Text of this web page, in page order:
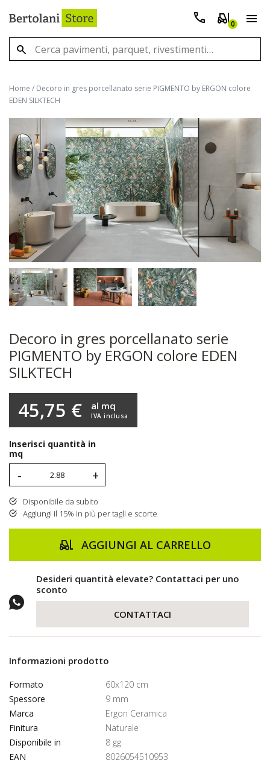
0
Home / Decoro in gres porcellanato serie PIGMENTO by ERGON colore
EDEN SILKTECH
Decoro in gres porcellanato serie
PIGMENTO by ERGON colore EDEN
SILKTECH
45,75 € IVA inclusa
al mq
Inserisci quantità in
mq
- +
Disponibile da subito
Aggiungi il 15% in più per tagli e scorte
AGGIUNGI AL CARRELLO
Desideri quantità elevate? Contattaci per uno
sconto
CONTATTACI
Informazioni prodotto
Formato
60x120 cm
Spessore
9 mm
Marca
Ergon Ceramica
Finitura
Naturale
Disponibile in
8 gg
EAN
8026054510953